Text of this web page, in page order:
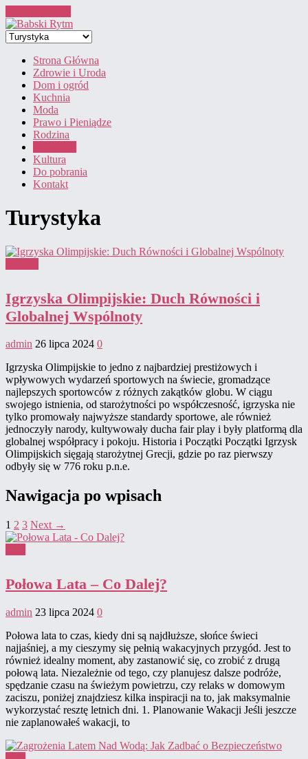
Strona Główna
Zdrowie i Uroda
Dom i ogród
Kuchnia
Moda
Prawo i Pieniądze
Rodzina
Kultura
Do pobrania
Kontakt
Turystyka
Igrzyska Olimpijskie: Duch Równości i
Globalnej Wspólnoty
admin 26 lipca 2024 0
Igrzyska Olimpijskie to jedno z najbardziej prestiżowych i
wpływowych wydarzeń sportowych na świecie, gromadzące
najlepszych sportowców z różnych zakątków globu. W ciągu
swojego istnienia, od starożytności po współczesność, igrzyska nie
tylko promowały najwyższe standardy sportowe, ale również
jednoczyły narody, kultywowały ducha fair play i były platformą dla
globalnej współpracy i pokoju. Historia i Początki Początki Igrzysk
Olimpijskich sięgają starożytnej Grecji, gdzie po raz pierwszy
odbyły się w 776 roku p.n.e.
Nawigacja po wpisach
1 2 3 Next →
Połowa Lata – Co Dalej?
admin 23 lipca 2024 0
Połowa lata to czas, kiedy dni są najdłuższe, słońce świeci
najjaśniej, a my cieszymy się pełnią wakacyjnych przygód. Jest to
również idealny moment, aby zastanowić się, co zrobić z drugą
połową lata. Niezależnie od tego, czy planujesz dalsze podróże,
spędzanie czasu na świeżym powietrzu, czy relaks w domowym
zaciszu, poniżej znajdziesz kilka inspiracji na to, jak maksymalnie
wykorzystać resztę letnich dni. 1. Planowanie Wakacji Jeśli jeszcze
nie zaplanowałeś wakacji, to